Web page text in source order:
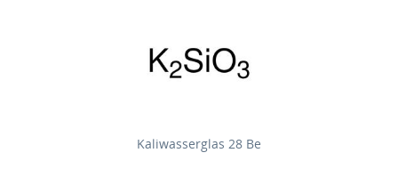
Kaliwasserglas 28 Be